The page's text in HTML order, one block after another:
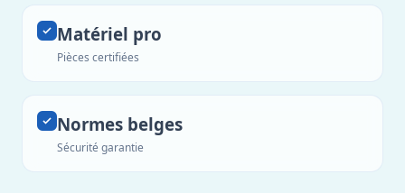
Matériel pro
Pièces certifiées
Normes belges
Sécurité garantie